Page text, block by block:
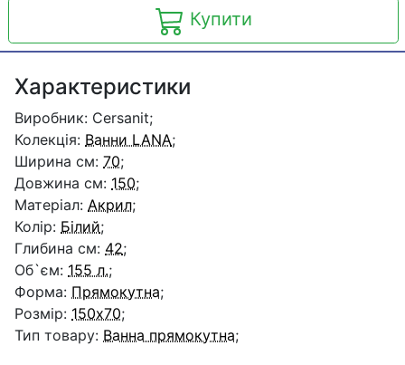
Купити
Характеристики
Виробник: Cersanit;
Колекція: Ванни LANA;
Ширина см: 70;
Довжина см: 150;
Матеріал: Акрил;
Колір: Білий;
Глибина см: 42;
Об`єм: 155 л.;
Форма: Прямокутна;
Розмір: 150x70;
Тип товару: Ванна прямокутна;